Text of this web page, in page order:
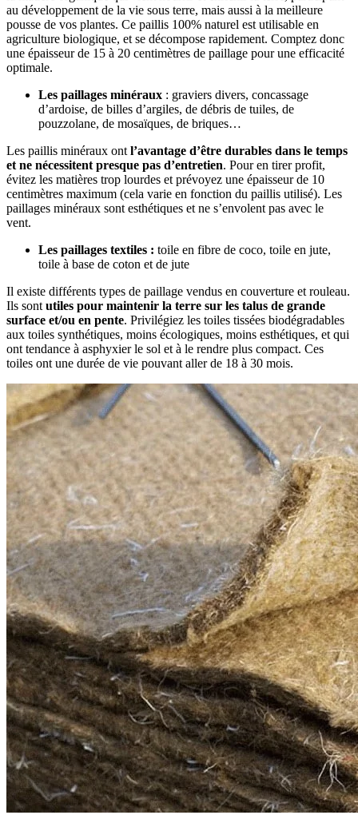
au développement de la vie sous terre, mais aussi à la meilleure
pousse de vos plantes. Ce paillis 100% naturel est utilisable en
agriculture biologique, et se décompose rapidement. Comptez donc
une épaisseur de 15 à 20 centimètres de paillage pour une efficacité
optimale.
Les paillages minéraux : graviers divers, concassage
d’ardoise, de billes d’argiles, de débris de tuiles, de
pouzzolane, de mosaïques, de briques…
Les paillis minéraux ont l’avantage d’être durables dans le temps
et ne nécessitent presque pas d’entretien. Pour en tirer profit,
évitez les matières trop lourdes et prévoyez une épaisseur de 10
centimètres maximum (cela varie en fonction du paillis utilisé). Les
paillages minéraux sont esthétiques et ne s’envolent pas avec le
vent.
Les paillages textiles : toile en fibre de coco, toile en jute,
toile à base de coton et de jute
Il existe différents types de paillage vendus en couverture et rouleau.
Ils sont utiles pour maintenir la terre sur les talus de grande
surface et/ou en pente. Privilégiez les toiles tissées biodégradables
aux toiles synthétiques, moins écologiques, moins esthétiques, et qui
ont tendance à asphyxier le sol et à le rendre plus compact. Ces
toiles ont une durée de vie pouvant aller de 18 à 30 mois.